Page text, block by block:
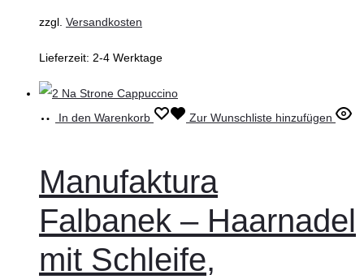
zzgl. Versandkosten
Lieferzeit: 2-4 Werktage
In den Warenkorb Zur Wunschliste hinzufügen
Manufaktura
Falbanek – Haarnadel
mit Schleife,